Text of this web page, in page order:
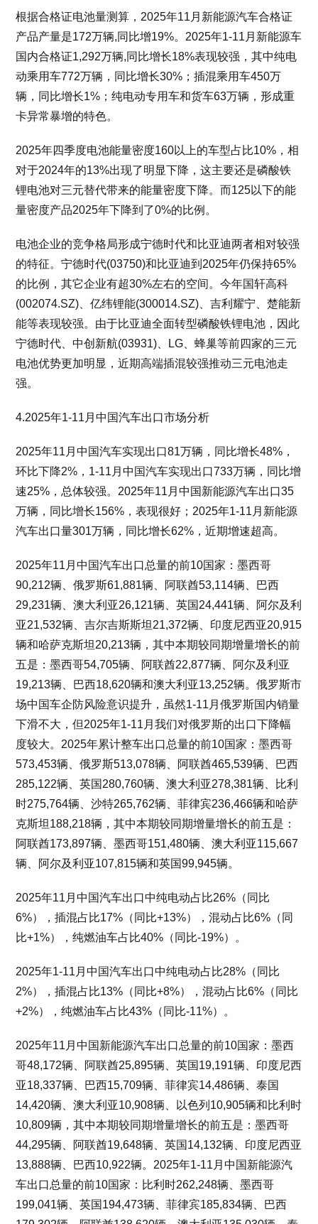
根据合格证电池量测算，2025年11月新能源汽车合格证
产品产量是172万辆,同比增19%。2025年1-11月新能源车
国内合格证1,292万辆,同比增长18%表现较强，其中纯电
动乘用车772万辆，同比增长30%；插混乘用车450万
辆，同比增长1%；纯电动专用车和货车63万辆，形成重
卡异常暴增的特色。
2025年四季度电池能量密度160以上的车型占比10%，相
对于2024年的13%出现了明显下降，这主要还是磷酸铁
锂电池对三元替代带来的能量密度下降。而125以下的能
量密度产品2025年下降到了0%的比例。
电池企业的竞争格局形成宁德时代和比亚迪两者相对较强
的特征。宁德时代(03750)和比亚迪到2025年仍保持65%
的比例，其它企业有超30%左右的空间。今年国轩高科
(002074.SZ)、亿纬锂能(300014.SZ)、吉利耀宁、楚能新
能等表现较强。由于比亚迪全面转型磷酸铁锂电池，因此
宁德时代、中创新航(03931)、LG、蜂巢等前四家的三元
电池优势更加明显，近期高端插混较强推动三元电池走
强。
4.2025年1-11月中国汽车出口市场分析
2025年11月中国汽车实现出口81万辆，同比增长48%，
环比下降2%，1-11月中国汽车实现出口733万辆，同比增
速25%，总体较强。2025年11月中国新能源汽车出口35
万辆，同比增长156%，表现很好；2025年1-11月新能源
汽车出口量301万辆，同比增长62%，近期增速超高。
2025年11月中国汽车出口总量的前10国家：墨西哥
90,212辆、俄罗斯61,881辆、阿联酋53,114辆、巴西
29,231辆、澳大利亚26,121辆、英国24,441辆、阿尔及利
亚21,532辆、吉尔吉斯斯坦21,372辆、印度尼西亚20,915
辆和哈萨克斯坦20,213辆，其中本期较同期增量增长的前
五是：墨西哥54,705辆、阿联酋22,877辆、阿尔及利亚
19,213辆、巴西18,620辆和澳大利亚13,252辆。俄罗斯市
场中国车企防风险意识提升，虽然1-11月俄罗斯国内销量
下滑不大，但2025年1-11月我们对俄罗斯的出口下降幅
度较大。2025年累计整车出口总量的前10国家：墨西哥
573,453辆、俄罗斯513,078辆、阿联酋465,539辆、巴西
285,122辆、英国280,760辆、澳大利亚278,381辆、比利
时275,764辆、沙特265,762辆、菲律宾236,466辆和哈萨
克斯坦188,218辆，其中本期较同期增量增长的前五是：
阿联酋173,897辆、墨西哥151,480辆、澳大利亚115,667
辆、阿尔及利亚107,815辆和英国99,945辆。
2025年11月中国汽车出口中纯电动占比26%（同比
6%），插混占比17%（同比+13%），混动占比6%（同
比+1%），纯燃油车占比40%（同比-19%）。
2025年1-11月中国汽车出口中纯电动占比28%（同比
2%），插混占比13%（同比+8%），混动占比6%（同比
+2%），纯燃油车占比43%（同比-11%）。
2025年11月中国新能源汽车出口总量的前10国家：墨西
哥48,172辆、阿联酋25,895辆、英国19,191辆、印度尼西
亚18,337辆、巴西15,709辆、菲律宾14,486辆、泰国
14,420辆、澳大利亚10,908辆、以色列10,905辆和比利时
10,809辆，其中本期较同期增量增长的前五是：墨西哥
44,295辆、阿联酋19,648辆、英国14,132辆、印度尼西亚
13,888辆、巴西10,922辆。2025年1-11月中国新能源汽
车出口总量的前10国家：比利时262,248辆、墨西哥
199,041辆、英国194,473辆、菲律宾185,834辆、巴西